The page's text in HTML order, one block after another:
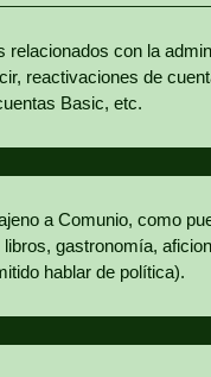
relacionados con la
reactivaciones de
Basic, etc.
a Comunio, como
gastronomía,
hablar de política).